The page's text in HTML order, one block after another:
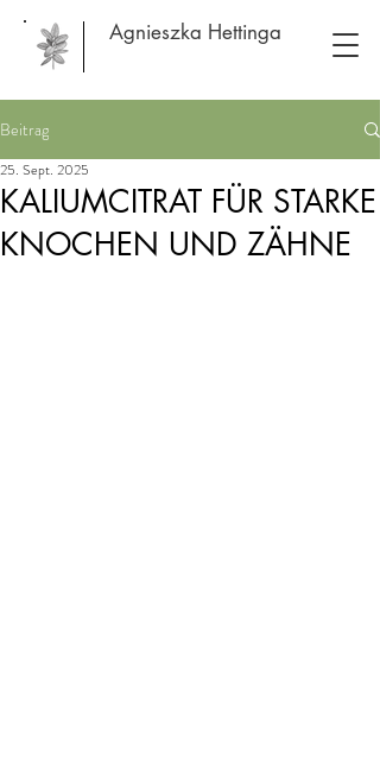
Agnieszka Hettinga
Beitrag
KALIUMCITRAT FÜR STARKE
KNOCHEN UND ZÄHNE
25. Sept. 2025